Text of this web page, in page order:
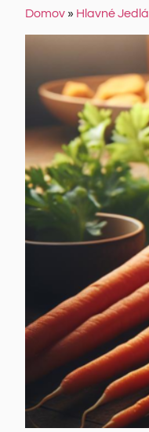
Domov » Hlavné Jedlá